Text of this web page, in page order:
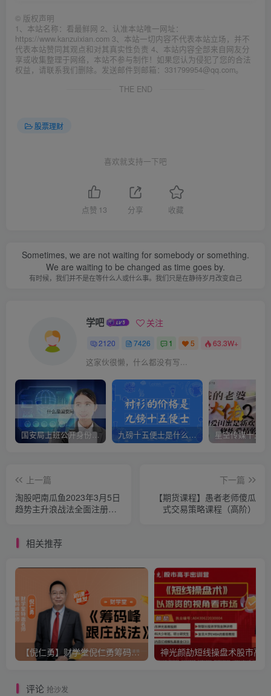
© 版权声明
1、本站名称：看最鲜网 2、认准本站唯一网址：
https://www.kanzuixian.com 3、本站一切内容不代表本站立场，并不
代表本站赞同其观点和对其真实性负责 4、本站内容全部来自网友分
享或收集整理于网络，本站不参与制作！如果您认为侵犯了您的合法
权益，请联系我们删除。发送邮件到邮箱：331799954@qq.com。
THE END
股票理财
喜欢就支持一下吧
点赞 13 分享 收藏
Sometimes, we are not waiting for somebody or something.
We are waiting to be changed as time goes by.
有时候，我们并不是在等什么人或什么事。我们只是在静待岁月改变自己
学吧 关注
2120 7426 1 5 63.3W+
这家伙很懒，什么都没有写...
国安局上班公开身份是什么（国安身份对家人保密吗） 九磅十五便士是什么意思（九磅十五便士是什么梗）
上一篇
淘股吧南瓜鱼2023年3月5日
趋势主升浪战法全面注册制
下一篇
【期货课程】愚者老师傻瓜
式交易策略课程（高阶）
相关推荐
【倪仁勇】财学堂倪仁勇筹码峰跟庄战法系统课+筹码峰指标
评论 抢沙发